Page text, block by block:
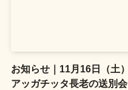
お知らせ｜11月16日（土）
アッガチッタ長老の送別会